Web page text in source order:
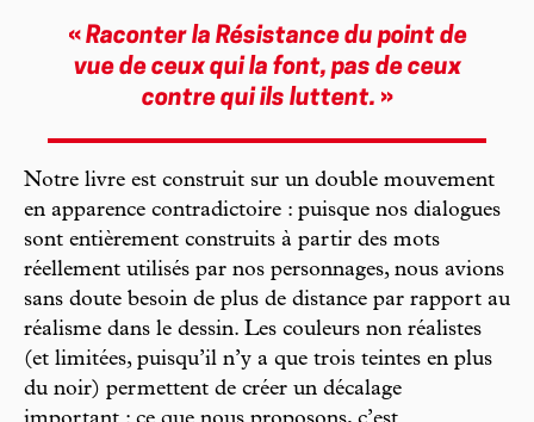
« Raconter la Résistance du point de
vue de ceux qui la font, pas de ceux
contre qui ils luttent. »
Notre livre est construit sur un double mouvement
en apparence contradictoire : puisque nos dialogues
sont entièrement construits à partir des mots
réellement utilisés par nos personnages, nous avions
sans doute besoin de plus de distance par rapport au
réalisme dans le dessin. Les couleurs non réalistes
(et limitées, puisqu’il n’y a que trois teintes en plus
du noir) permettent de créer un décalage